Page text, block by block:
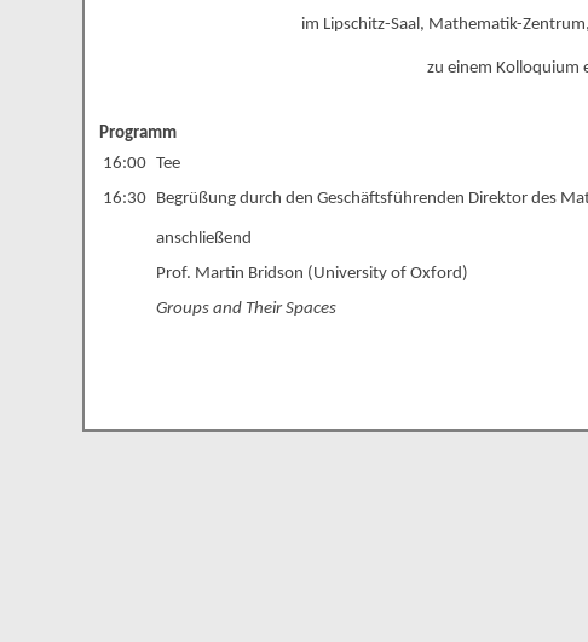
im Lipschitz-Saal, Mathematik-
zu einem Kolloquium
Programm
16:00 Tee
16:30
Begrüßung durch den Geschäftsführenden Direktor des
anschließend
Prof. Martin Bridson (University of Oxford)
Groups and Their Spaces